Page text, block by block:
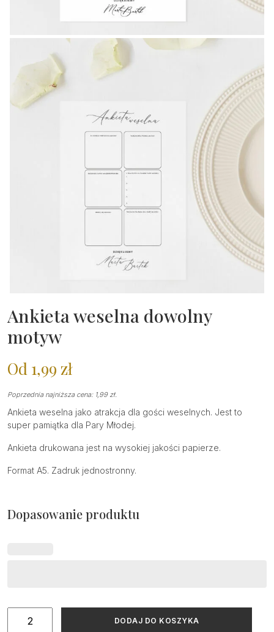
Ankieta weselna dowolny
motyw
Od 1,99 zł
Poprzednia najniższa cena: 1,99 zł.
Ankieta weselna jako atrakcja dla gości weselnych. Jest to
super pamiątka dla Pary Młodej.
Ankieta drukowana jest na wysokiej jakości papierze.
Format A5. Zadruk jednostronny.
Dopasowanie produktu
DODAJ DO KOSZYKA